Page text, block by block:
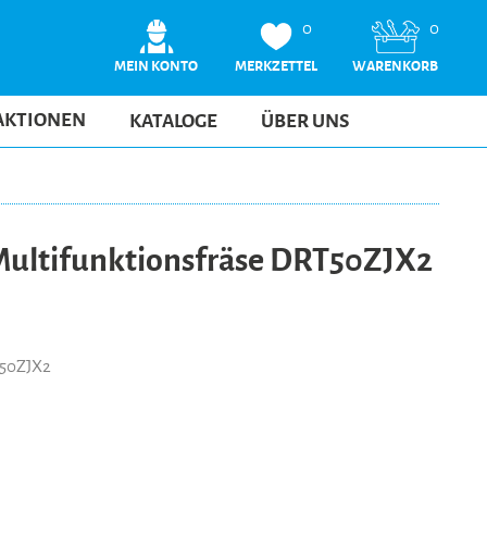
MEIN KONTO
0
MERKZETTEL
0
WARENKORB
KATALOGE ÜBER UNS
DRT50ZJX2